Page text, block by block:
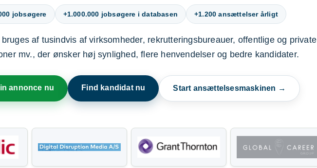
jobsøgere +1.000.000 jobsøgere i databasen +1.200 ansættelser årligt
af tusindvis af virksomheder, rekrutteringsbureauer, offentlige og private
mv., der ønsker høj synlighed, flere henvendelser og bedre kandidater.
annonce nu Find kandidat nu Start ansættelsesmaskinen →